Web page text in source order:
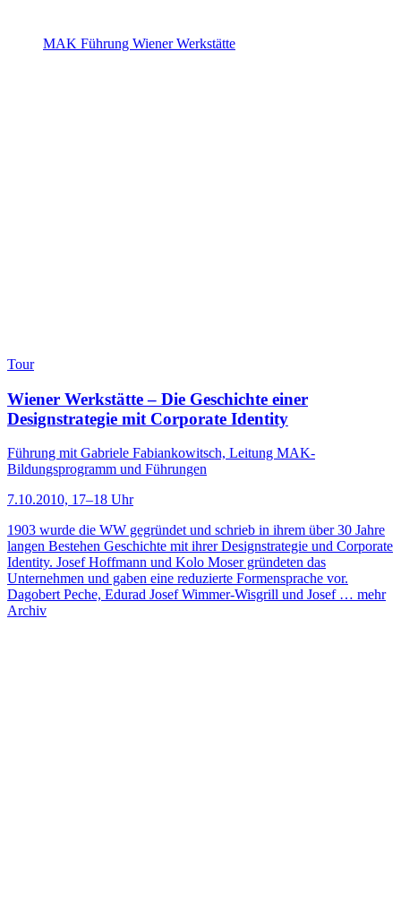
MAK Führung Wiener Werkstätte
Tour
Wiener Werkstätte – Die Geschichte einer
Designstrategie mit Corporate Identity
Führung mit Gabriele Fabiankowitsch, Leitung MAK-
Bildungsprogramm und Führungen
7.10.2010, 17–18 Uhr
1903 wurde die WW gegründet und schrieb in ihrem über 30 Jahre
langen Bestehen Geschichte mit ihrer Designstrategie und Corporate
Identity. Josef Hoffmann und Kolo Moser gründeten das
Unternehmen und gaben eine reduzierte Formensprache vor.
Dagobert Peche, Edurad Josef Wimmer-Wisgrill und Josef … mehr
Archiv